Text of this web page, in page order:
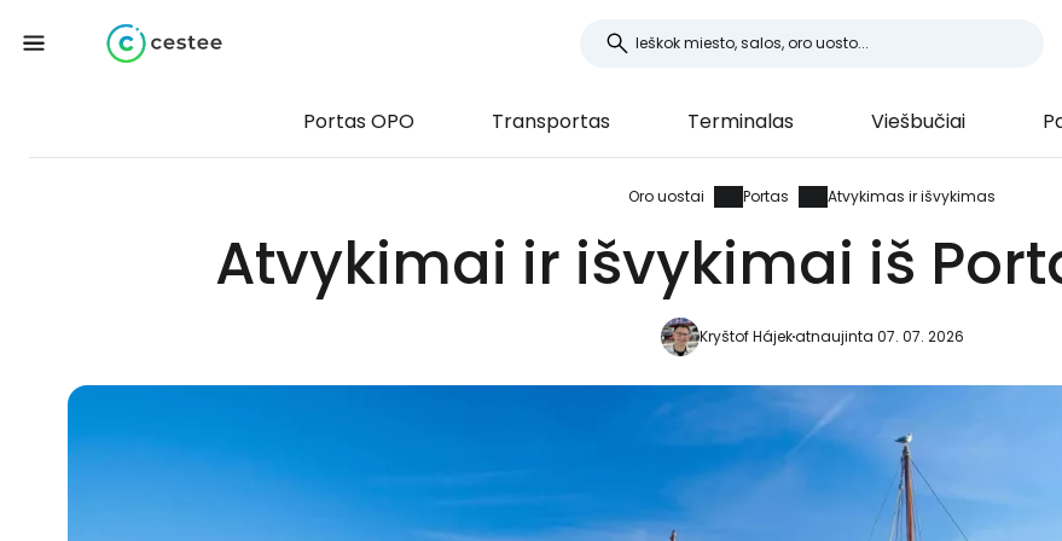
Portas OPO Transportas Terminalas Viešbučiai
Oro uostai Portas Atvykimas ir išvykimas
Atvykimai ir išvykimai iš
Kryštof Hájekatnaujinta 07. 07. 2026